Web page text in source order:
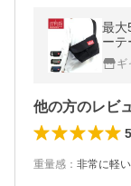
最大
ーテ
ス
ョギ
5
重量感 ： 非常に軽い